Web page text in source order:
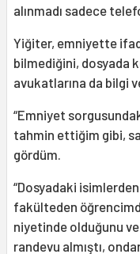
alınmadı sadece
Yiğiter, emniyette
bilmediğini, dosyada
avukatlarına da bilgi
“Emniyet
tahmin ettiğim gibi,
gördüm.
“Dosyadaki
fakülteden
niyetinde olduğunu
randevu almıştı,